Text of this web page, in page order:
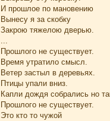
И прошлое по мановению
Вынесу я за скобку
Закрою тяжелою дверью.
...
Прошлого не существует.
Время утратило смысл.
Ветер застыл в деревьях.
Птицы упали вниз.
Капли дождя собрались но
Прошлого не существует.
Это кто то чужой